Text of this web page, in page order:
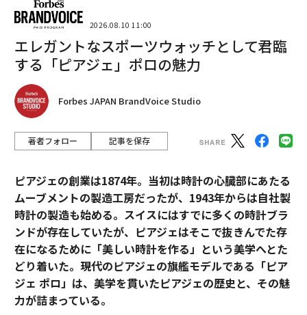
2026.08.10 11:00
エレガントなスポーツウォッチとして君臨
する「ピアジェ」ポロの魅力
Forbes JAPAN BrandVoice Studio
著者フォロー 記事を保存
ピアジェの創業は1874年。当初は時計の心臓部にあたる
ムーブメントの製造工房だったが、1943年からは自社製
時計の製造も始める。スイスにはすでに多くの時計ブラ
ンドが存在していたが、ピアジェはそこで抜きんでた存
在になるために「美しい時計を作る」という美学へとた
どり着いた。現代のピアジェの旗艦モデルである「ピア
ジェ ポロ」は、美学を貫いたピアジェの歴史と、その魅
力が詰まっている。